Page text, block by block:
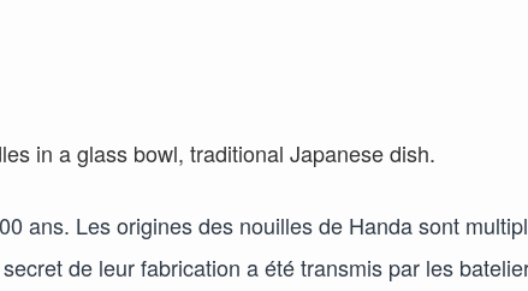
ans. Les origines des nouilles de Handa sont
de leur fabrication a été transmis par les